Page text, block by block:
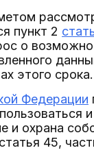
пункт 2
о
этого срока.
Федерации
и охрана
45,